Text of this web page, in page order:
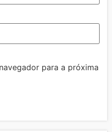
para a próxima